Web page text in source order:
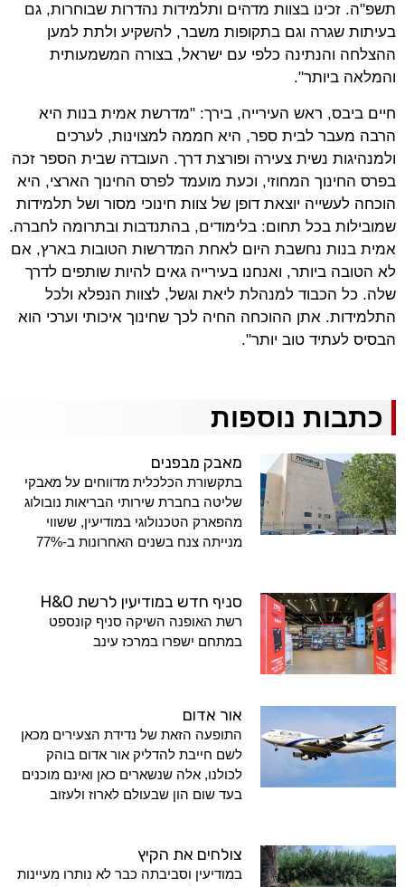
תשפ"ה. זכינו בצוות מדהים ותלמידות נהדרות שבוחרות, גם
בעיתות שגרה וגם בתקופות משבר, להשקיע ולתת למען
ההצלחה והנתינה כלפי עם ישראל, בצורה המשמעותית
והמלאה ביותר".
חיים ביבס, ראש העירייה, בירך: "מדרשת אמית בנות היא
הרבה מעבר לבית ספר, היא חממה למצוינות, לערכים
ולמנהיגות נשית צעירה ופורצת דרך. העובדה שבית הספר זכה
בפרס החינוך המחוזי, וכעת מועמד לפרס החינוך הארצי, היא
הוכחה לעשייה יוצאת דופן של צוות חינוכי מסור ושל תלמידות
שמובילות בכל תחום: בלימודים, בהתנדבות ובתרומה לחברה.
אמית בנות נחשבת היום לאחת המדרשות הטובות בארץ, אם
לא הטובה ביותר, ואנחנו בעירייה גאים להיות שותפים לדרך
שלה. כל הכבוד למנהלת ליאת וגשל, לצוות הנפלא ולכל
התלמידות. אתן ההוכחה החיה לכך שחינוך איכותי וערכי הוא
הבסיס לעתיד טוב יותר".
כתבות נוספות
מאבק מבפנים
בתקשורת הכלכלית מדווחים על מאבקי
שליטה בחברת שירותי הבריאות נובולוג
מהפארק הטכנולוגי במודיעין, ששווי
מנייתה צנח בשנים האחרונות ב-77%
סניף חדש במודיעין לרשת H&O
רשת האופנה השיקה סניף קונספט
במתחם ישפרו במרכז עינב
אור אדום
התופעה הזאת של נדידת הצעירים מכאן
לשם חייבת להדליק אור אדום בוהק
לכולנו, אלה שנשארים כאן ואינם מוכנים
בעד שום הון שבעולם לארוז ולעזוב
צולחים את הקיץ
במודיעין וסביבתה כבר לא נותרו מעיינות